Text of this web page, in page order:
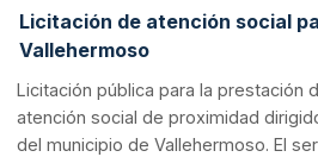
Licitación de atención social
Vallehermoso
Licitación pública para la prestación
atención social de proximidad
del municipio de Vallehermoso. El